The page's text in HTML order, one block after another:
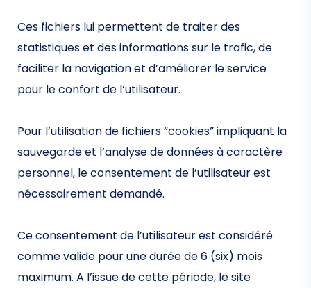
Ces fichiers lui permettent de traiter des
statistiques et des informations sur le trafic, de
faciliter la navigation et d’améliorer le service
pour le confort de l’utilisateur.
Pour l’utilisation de fichiers “cookies” impliquant la
sauvegarde et l’analyse de données à caractère
personnel, le consentement de l’utilisateur est
nécessairement demandé.
Ce consentement de l’utilisateur est considéré
comme valide pour une durée de 6 (six) mois
maximum. A l’issue de cette période, le site